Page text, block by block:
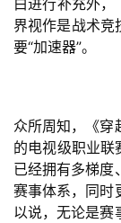
首
页
白进行补充外，
界视作是战术竞
要“加速器”。
众所周知，《穿
的电视级职业
已经拥有多梯度
赛事体系，同时
以说，无论是赛